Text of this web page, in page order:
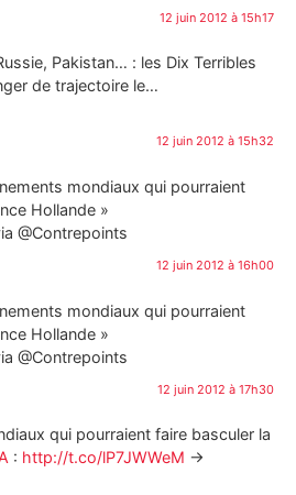
12 juin 2012 à 15h17
Pakistan… : les Dix Terribles
de trajectoire le…
12 juin 2012 à 15h32
mondiaux qui pourraient
Hollande »
@Contrepoints
12 juin 2012 à 16h00
mondiaux qui pourraient
Hollande »
@Contrepoints
12 juin 2012 à 17h30
qui pourraient faire basculer la
: http://t.co/lP7JWWeM ->